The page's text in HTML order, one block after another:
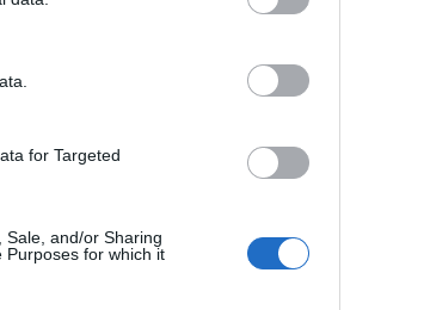
for Targeted
Sale, and/or Sharing
Purposes for which it
melynek olvasása előfizetéses